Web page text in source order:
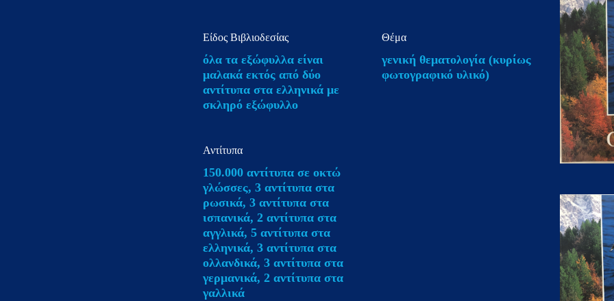
Είδος Βιβλιοδεσίας
όλα τα εξώφυλλα είναι
μαλακά εκτός από δύο
αντίτυπα στα ελληνικά με
σκληρό εξώφυλλο
Θέμα
γενική θεματολογία (κυρίως
φωτογραφικό υλικό)
Αντίτυπα
150.000 αντίτυπα σε οκτώ
γλώσσες, 3 αντίτυπα στα
ρωσικά, 3 αντίτυπα στα
ισπανικά, 2 αντίτυπα στα
αγγλικά, 5 αντίτυπα στα
ελληνικά, 3 αντίτυπα στα
ολλανδικά, 3 αντίτυπα στα
γερμανικά, 2 αντίτυπα στα
γαλλικά